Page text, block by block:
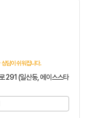
담이 쉬워집니다.
291 (일산동, 에이스스타